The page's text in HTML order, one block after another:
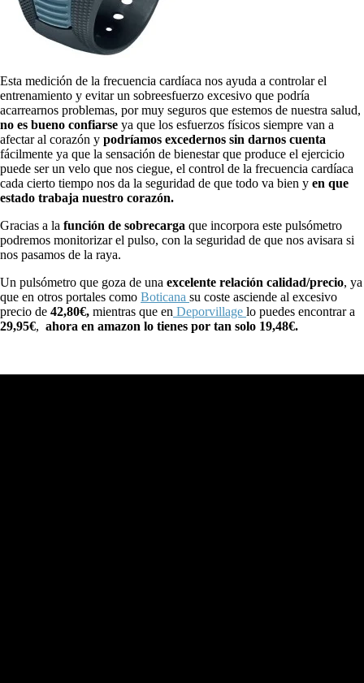
Esta medición de la frecuencia cardíaca nos ayuda a controlar el
entrenamiento y evitar un sobreesfuerzo excesivo que podría
acarrearnos problemas, por muy seguros que estemos de nuestra salud,
no es bueno confiarse ya que los esfuerzos físicos siempre van a
afectar al corazón y podríamos excedernos sin darnos cuenta
fácilmente ya que la sensación de bienestar que produce el ejercicio
puede ser un velo que nos ciegue, el control de la frecuencia cardíaca
cada cierto tiempo nos da la seguridad de que todo va bien y en que
estado trabaja nuestro corazón.
Gracias a la función de sobrecarga que incorpora este pulsómetro
podremos monitorizar el pulso, con la seguridad de que nos avisara si
nos pasamos de la raya.
Un pulsómetro que goza de una excelente relación calidad/precio, ya
que en otros portales como Boticana su coste asciende al excesivo
precio de 42,80€, mientras que en Deporvillage lo puedes encontrar a
29,95€, ahora en amazon lo tienes por tan solo 19,48€.